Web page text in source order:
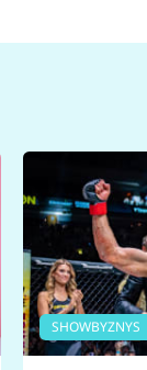
SHOWBYZNYS